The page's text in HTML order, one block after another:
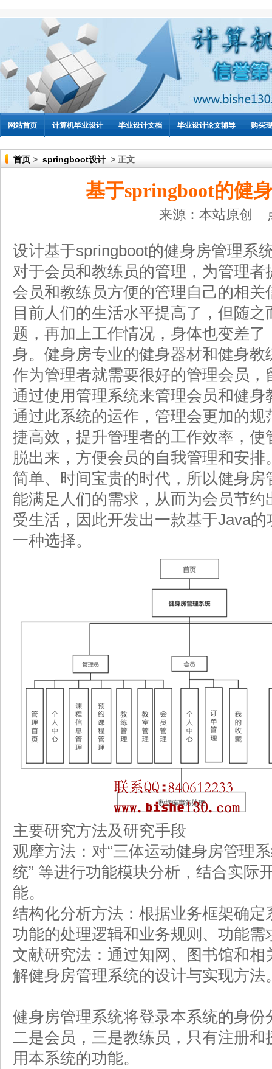
网站首页 计算机毕业设计 毕业设计文档 毕业设计论文辅导 购买
首页 > springboot设计 > 正文
基于springboot的健
来源：本站原创
设计基于springboot的健身房管理系
对于会员和教练员的管理，为管理
会员和教练员方便的管理自己的相
目前人们的生活水平提高了，但随
题，再加上工作情况，身体也变差
身。健身房专业的健身器材和健身
作为管理者就需要很好的管理会员
通过使用管理系统来管理会员和健
通过此系统的运作，管理会更加的
捷高效，提升管理者的工作效率，
脱出来，方便会员的自我管理和安
简单、时间宝贵的时代，所以健身
能满足人们的需求，从而为会员节
受生活，因此开发出一款基于Java
一种选择。
主要研究方法及研究手段
观摩方法：对“三体运动健身房管理
统” 等进行功能模块分析，结合实际
能。
结构化分析方法：根据业务框架确
功能的处理逻辑和业务规则、功能需
文献研究法：通过知网、图书馆和
解健身房管理系统的设计与实现方法
健身房管理系统将登录本系统的身
二是会员，三是教练员，只有注册
用本系统的功能。